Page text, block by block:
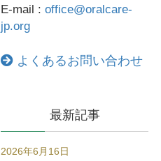
E-mail : office@oralcare-
jp.org
よくあるお問い合わせ
最新記事
2026年6月16日